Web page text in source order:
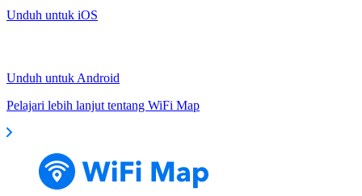
Unduh untuk iOS
Unduh untuk Android
Pelajari lebih lanjut tentang WiFi Map